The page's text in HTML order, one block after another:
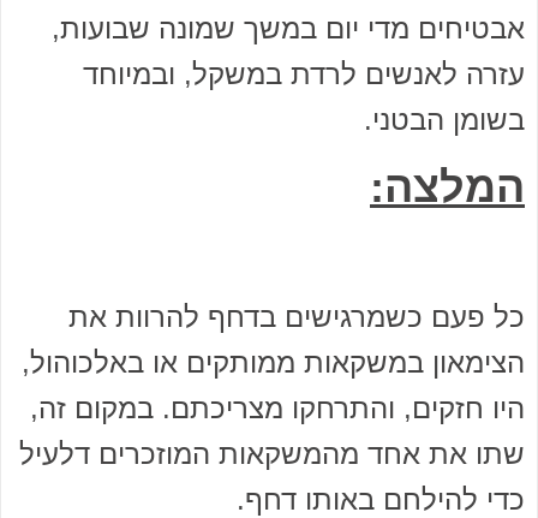
אבטיחים מדי יום במשך שמונה שבועות,
עזרה לאנשים לרדת במשקל, ובמיוחד
בשומן הבטני.
המלצה:
כל פעם כשמרגישים בדחף להרוות את
הצימאון במשקאות ממותקים או באלכוהול,
היו חזקים, והתרחקו מצריכתם. במקום זה,
שתו את אחד מהמשקאות המוזכרים דלעיל
כדי להילחם באותו דחף.